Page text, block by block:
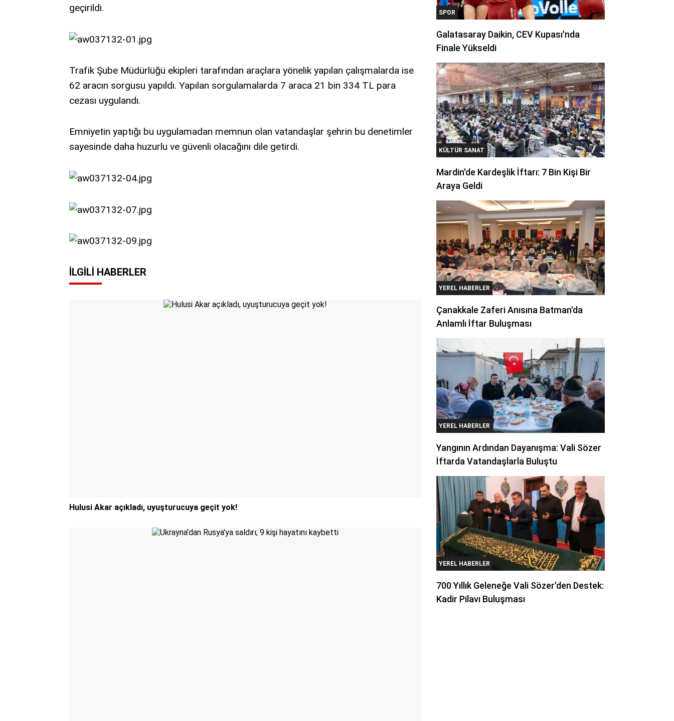
geçirildi.
Trafik Şube Müdürlüğü ekipleri tarafından araçlara yönelik yapılan çalışmalarda ise
62 aracın sorgusu yapıldı. Yapılan sorgulamalarda 7 araca 21 bin 334 TL para
cezası uygulandı.
Emniyetin yaptığı bu uygulamadan memnun olan vatandaşlar şehrin bu denetimler
sayesinde daha huzurlu ve güvenli olacağını dile getirdi.
İLGILI HABERLER
Hulusi Akar açıkladı, uyuşturucuya geçit yok!
SPOR
Galatasaray Daikin, CEV Kupası'nda
Finale Yükseldi
KÜLTÜR SANAT
Mardin'de Kardeşlik İftarı: 7 Bin Kişi Bir
Araya Geldi
YEREL HABERLER
Çanakkale Zaferi Anısına Batman'da
Anlamlı İftar Buluşması
YEREL HABERLER
Yangının Ardından Dayanışma: Vali Sözer
İftarda Vatandaşlarla Buluştu
YEREL HABERLER
700 Yıllık Geleneğe Vali Sözer'den Destek:
Kadir Pilavı Buluşması